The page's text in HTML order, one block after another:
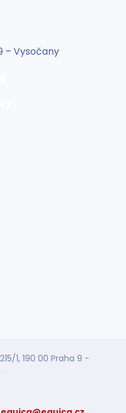
– Vysočany
1, 190 00 Praha 9 -